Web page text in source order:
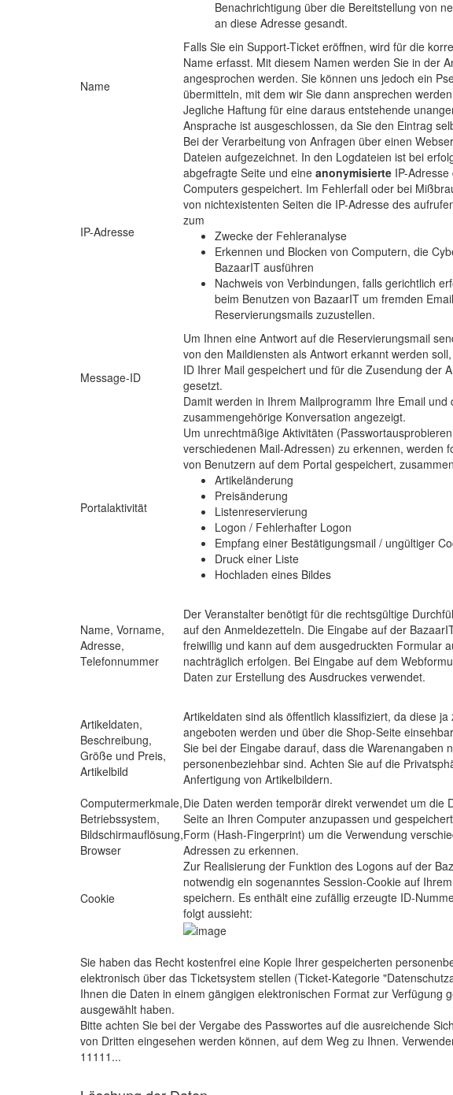
Benachrichtigung über die Bereitstellung von
an diese Adresse gesandt.
Name
Falls Sie ein Support-Ticket eröffnen, wird für die
Name erfasst. Mit diesem Namen werden Sie in der
angesprochen werden. Sie können uns jedoch ein
übermitteln, mit dem wir Sie dann ansprechen
Jegliche Haftung für eine daraus entstehende
Ansprache ist ausgeschlossen, da Sie den Eintrag
IP-Adresse
Bei der Verarbeitung von Anfragen über einen
Dateien aufgezeichnet. In den Logdateien ist bei
abgefragte Seite und eine anonymisierte IP-
Computers gespeichert. Im Fehlerfall oder bei
von nichtexistenten Seiten die IP-Adresse des
zum
Zwecke der Fehleranalyse
Erkennen und Blocken von Computern, die
BazaarIT ausführen
Nachweis von Verbindungen, falls gerichtlich
beim Benutzen von BazaarIT um fremden
Reservierungsmails zuzustellen.
Message-ID
Um Ihnen eine Antwort auf die Reservierungsmail
von den Maildiensten als Antwort erkannt werden
ID Ihrer Mail gespeichert und für die Zusendung der
gesetzt.
Damit werden in Ihrem Mailprogramm Ihre Email und
zusammengehörige Konversation angezeigt.
Portalaktivität
Um unrechtmäßige Aktivitäten
verschiedenen Mail-Adressen) zu erkennen, werden
von Benutzern auf dem Portal gespeichert,
Artikeländerung
Preisänderung
Listenreservierung
Logon / Fehlerhafter Logon
Empfang einer Bestätigungsmail / ungültiger
Druck einer Liste
Hochladen eines Bildes
Name, Vorname,
Adresse,
Telefonnummer
Der Veranstalter benötigt für die rechtsgültige
auf den Anmeldezetteln. Die Eingabe auf der
freiwillig und kann auf dem ausgedruckten Formular
nachträglich erfolgen. Bei Eingabe auf dem
Daten zur Erstellung des Ausdruckes verwendet.
Artikeldaten,
Beschreibung,
Größe und Preis,
Artikelbild
Artikeldaten sind als öffentlich klassifiziert, da diese ja
angeboten werden und über die Shop-Seite
Sie bei der Eingabe darauf, dass die Warenangaben
personenbeziehbar sind. Achten Sie auf die
Anfertigung von Artikelbildern.
Computermerkmale,
Betriebssystem,
Bildschirmauflösung,
Browser
Die Daten werden temporär direkt verwendet um die
Seite an Ihren Computer anzupassen und
Form (Hash-Fingerprint) um die Verwendung
Adressen zu erkennen.
Cookie
Zur Realisierung der Funktion des Logons auf der
notwendig ein sogenanntes Session-Cookie auf
speichern. Es enthält eine zufällig erzeugte ID-
folgt aussieht:
Sie haben das Recht kostenfrei eine Kopie Ihrer gespeicherten
elektronisch über das Ticketsystem stellen (Ticket-Kategorie
Ihnen die Daten in einem gängigen elektronischen Format zur Verfügung
ausgewählt haben.
Bitte achten Sie bei der Vergabe des Passwortes auf die ausreichende
von Dritten eingesehen werden können, auf dem Weg zu Ihnen.
11111...